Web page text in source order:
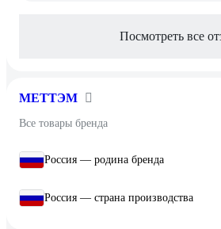
Посмотреть все
МЕТТЭМ
Все товары бренда
Россия — родина бренда
Россия — страна производства